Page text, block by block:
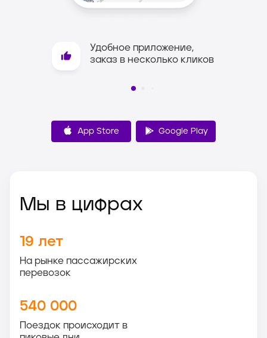
Закажите доставку
ваших посылок
Удобное приложение,
заказ в несколько кликов
App Store Google Play
Мы в цифрах
19 лет
На рынке пассажирских
перевозок
540 000
Поездок происходит в